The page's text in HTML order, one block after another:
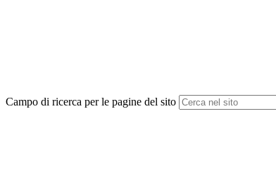
Campo di ricerca per le pagine del sito